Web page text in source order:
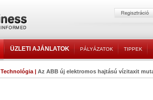
ÜZLETI AJÁNLATOK PÁLYÁZATOK TIPPEK
Technológia | Az ABB új elektromos hajtású vízitaxit